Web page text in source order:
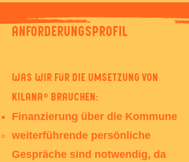
Anforderungsprofil
was wir für die Umsetzung von
KILANA® brauchen:
Finanzierung über die Kommune
weiterführende persönliche
Gespräche sind notwendig, da